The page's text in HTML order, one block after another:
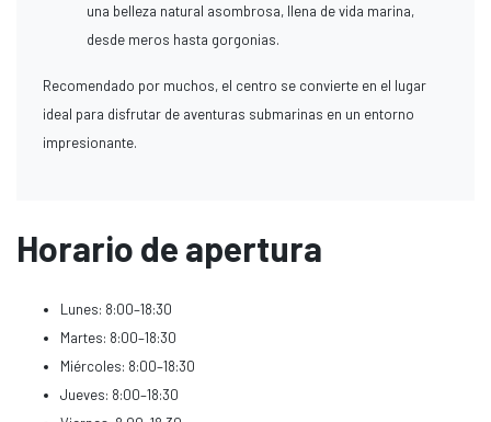
una belleza natural asombrosa, llena de vida marina,
desde meros hasta gorgonias.
Recomendado por muchos, el centro se convierte en el lugar
ideal para disfrutar de aventuras submarinas en un entorno
impresionante.
Horario de apertura
Lunes: 8:00–18:30
Martes: 8:00–18:30
Miércoles: 8:00–18:30
Jueves: 8:00–18:30